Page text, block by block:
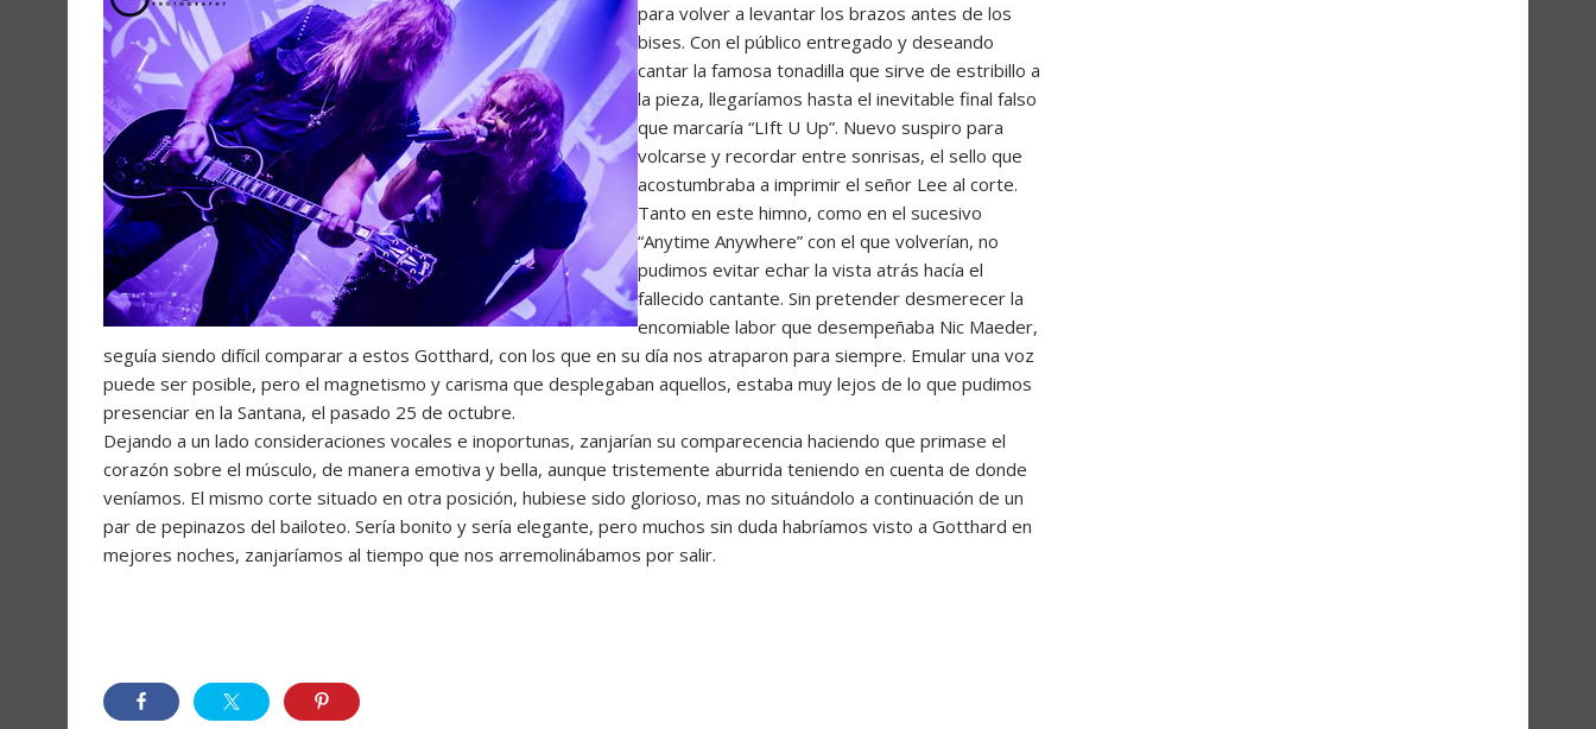
para volver a levantar los brazos antes de los
bises. Con el público entregado y deseando
cantar la famosa tonadilla que sirve de estribillo a
la pieza, llegaríamos hasta el inevitable final falso
que marcaría “LIft U Up”. Nuevo suspiro para
volcarse y recordar entre sonrisas, el sello que
acostumbraba a imprimir el señor Lee al corte.
Tanto en este himno, como en el sucesivo
“Anytime Anywhere” con el que volverían, no
pudimos evitar echar la vista atrás hacía el
fallecido cantante. Sin pretender desmerecer la
encomiable labor que desempeñaba Nic Maeder,
seguía siendo difícil comparar a estos Gotthard, con los que en su día nos atraparon para siempre. Emular una voz
puede ser posible, pero el magnetismo y carisma que desplegaban aquellos, estaba muy lejos de lo que pudimos
presenciar en la Santana, el pasado 25 de octubre.
Dejando a un lado consideraciones vocales e inoportunas, zanjarían su comparecencia haciendo que primase el
corazón sobre el músculo, de manera emotiva y bella, aunque tristemente aburrida teniendo en cuenta de donde
veníamos. El mismo corte situado en otra posición, hubiese sido glorioso, mas no situándolo a continuación de un
par de pepinazos del bailoteo. Sería bonito y sería elegante, pero muchos sin duda habríamos visto a Gotthard en
mejores noches, zanjaríamos al tiempo que nos arremolinábamos por salir.